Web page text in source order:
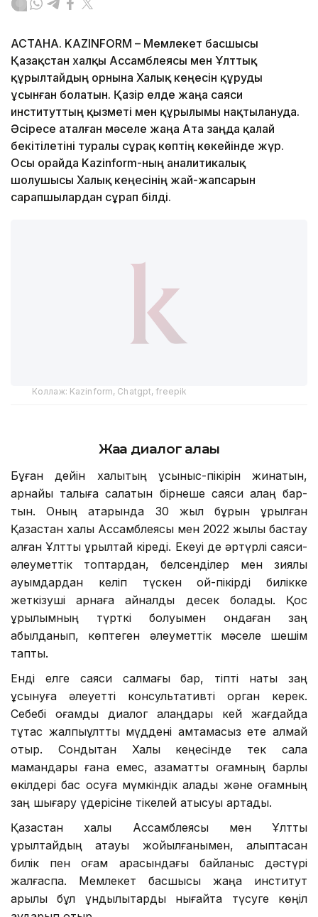
АСТАНА. KAZINFORM – Мемлекет басшысы
Қазақстан халқы Ассамблеясы мен Ұлттық
құрылтайдың орнына Халық кеңесін құруды
ұсынған болатын. Қазір елде жаңа саяси
институттың қызметі мен құрылымы нақтылануда.
Әсіресе аталған мәселе жаңа Ата заңда қалай
бекітілетіні туралы сұрақ көптің көкейінде жүр.
Осы орайда Kazinform-ның аналитикалық
шолушысы Халық кеңесінің жай-жапсарын
сарапшылардан сұрап білді.
Коллаж: Kazinform, Chatgpt, freepik
Жаңа диалог алаңы
Бұған дейін халықтың ұсыныс-пікірін жинатын,
арнайы талқыға салатын бірнеше саяси алаң бар-
тын. Оның қатарында 30 жыл бұрын құрылған
Қазақстан халқы Ассамблеясы мен 2022 жылы бастау
алған Ұлттық құрылтай кіреді. Екеуі де әртүрлі саяси-
әлеуметтік топтардан, белсенділер мен зиялы
қауымдардан келіп түскен ой-пікірді билікке
жеткізуші арнаға айналды десек болады. Қос
құрылымның түрткі болуымен ондаған заң
қабылданып, көптеген әлеуметтік мәселе шешім
тапты.
Енді елге саяси салмағы бар, тіпті нақты заң
ұсынуға әлеуетті консультативті орган керек.
Себебі қоғамдық диалог алаңдары кей жағдайда
тұтас жалпыұлттық мүддені қамтамасыз ете алмай
отыр. Сондықтан Халық кеңесінде тек сала
мамандары ғана емес, азаматтық қоғамның барлық
өкілдері бас қосуға мүмкіндік алады және қоғамның
заң шығару үдерісіне тікелей қатысуы артады.
Қазақстан халқы Ассамблеясы мен Ұлттық
құрылтайдың атауы жойылғанымен, қалыптасқан
билік пен қоғам арасын­дағы байланыс дәстүрі
жалғаспақ. Мемлекет басшысы жаңа институт
арқылы бұл құндылықтарды нығайта түсуге көңіл